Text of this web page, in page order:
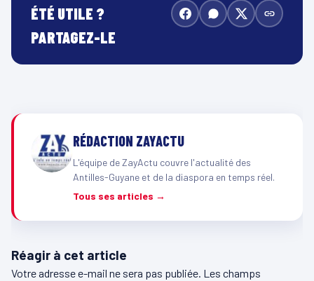
ÉTÉ UTILE ?
PARTAGEZ-LE
RÉDACTION ZAYACTU
L'équipe de ZayActu couvre l'actualité des
Antilles-Guyane et de la diaspora en temps réel.
Tous ses articles →
Réagir à cet article
Votre adresse e-mail ne sera pas publiée. Les champs